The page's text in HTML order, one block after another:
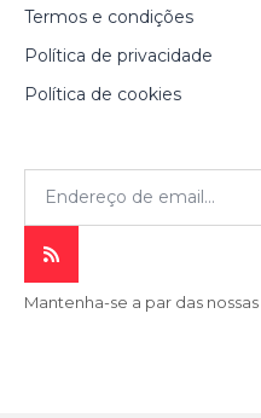
Termos e condições
Política de privacidade
Política de cookies
Mantenha-se a par das